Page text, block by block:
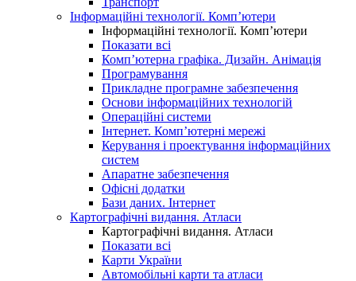
Інформаційні технології. Комп’ютери
Інформаційні технології. Комп’ютери
Показати всі
Комп’ютерна графіка. Дизайн. Анімація
Програмування
Прикладне програмне забезпечення
Основи інформаційних технологій
Операційні системи
Інтернет. Комп’ютерні мережі
Керування і проектування інформаційних
систем
Апаратне забезпечення
Офісні додатки
Бази даних. Інтернет
Картографічні видання. Атласи
Картографічні видання. Атласи
Показати всі
Карти України
Автомобільні карти та атласи